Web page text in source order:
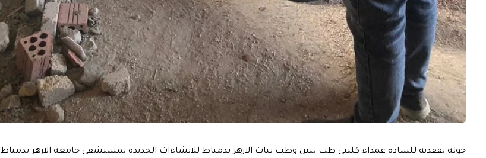
جولة تفقدية للسادة عمداء كليتي طب بنين وطب بنات الازهر بدمياط للانشاءات الجديدة بمستشفى جامعة الازهر بدمياط